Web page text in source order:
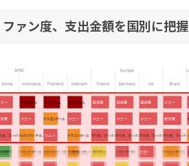
ァン度、支出金額を国別に把握